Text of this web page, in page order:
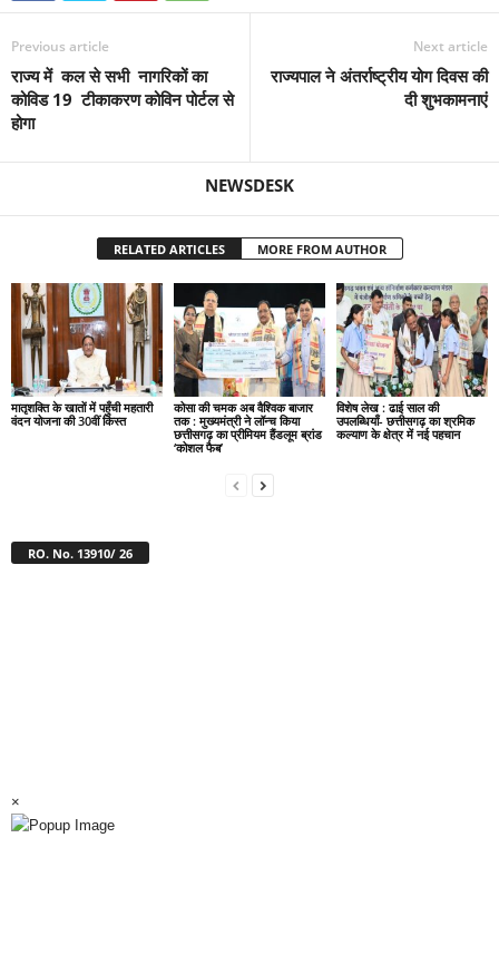
Previous article
राज्य में कल से सभी नागरिकों का
कोविड 19 टीकाकरण कोविन पोर्टल से
होगा
Next article
राज्यपाल ने अंतर्राष्ट्रीय योग दिवस की
दी शुभकामनाएं
NEWSDESK
RELATED ARTICLES MORE FROM AUTHOR
मातृशक्ति के खातों में पहुँची महतारी
वंदन योजना की 30वीं किस्त
कोसा की चमक अब वैश्विक बाजार
तक : मुख्यमंत्री ने लॉन्च किया
छत्तीसगढ़ का प्रीमियम हैंडलूम ब्रांड
‘कोशल फैब’
विशेष लेख : ढाई साल की
उपलब्धियाँ- छत्तीसगढ़ का श्रमिक
कल्याण के क्षेत्र में नई पहचान
RO. No. 13910/ 26
×